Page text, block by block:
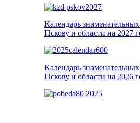
Календарь
Пскову и области на 2027
Календарь
Пскову и области на 2026